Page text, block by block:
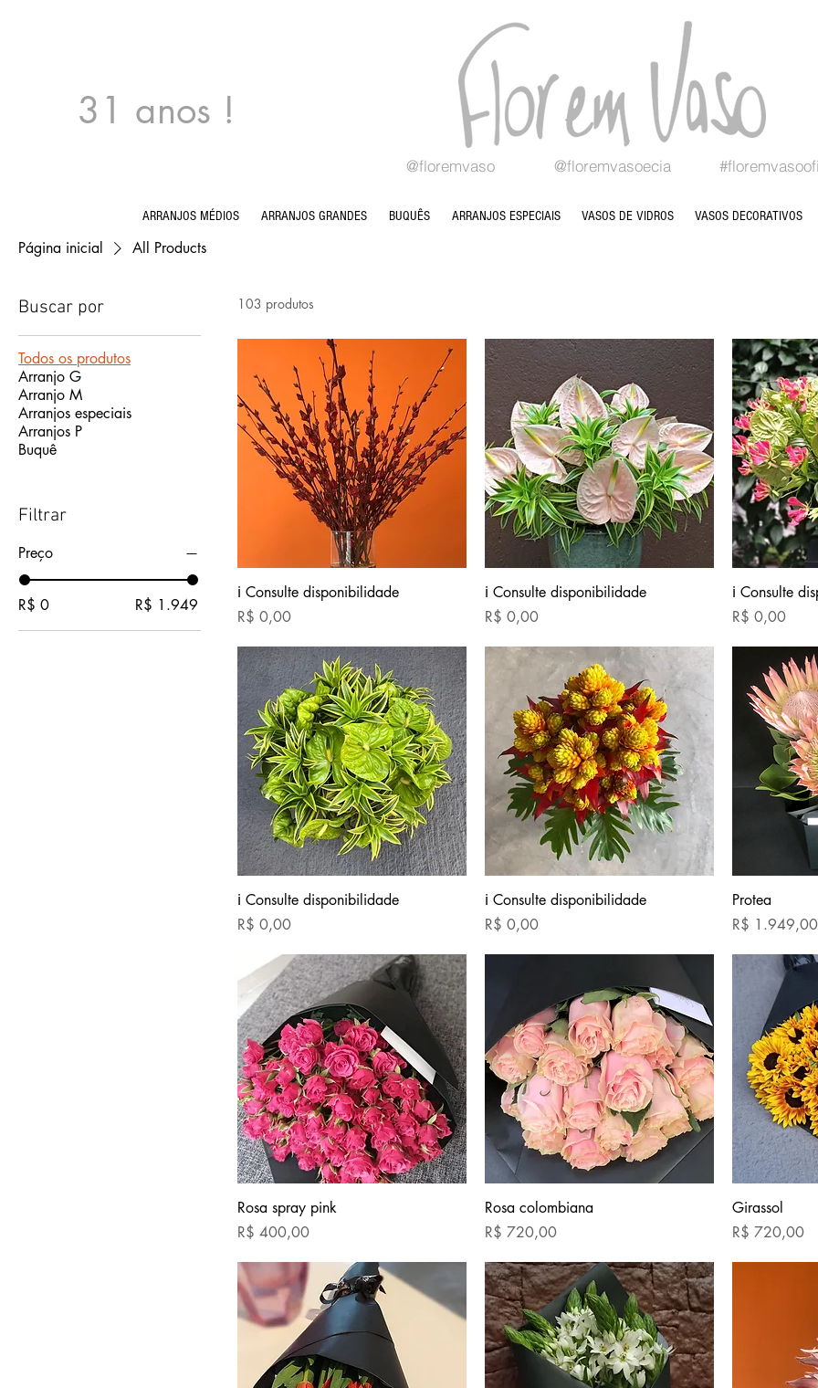
31 anos !
@floremvaso @floremvasoecia
ARRANJOS MÉDIOS ARRANJOS GRANDES BUQUÊS ARRANJOS ESPECIAIS VASOS DE VIDROS VASOS DECORATIVOS
Página inicial All Products
Buscar por
Todos os produtos
Arranjo G
Arranjo M
Arranjos especiais
Arranjos P
Buquê
Filtrar
Preço
R$ 0 R$ 1.949
103 produtos
ℹ Consulte disponibilidade
Preço
R$ 0,00
ℹ Consulte disponibilidade
Preço
R$ 0,00
ℹ Consulte
Preço
R$ 0,00
ℹ Consulte disponibilidade
Preço
R$ 0,00
ℹ Consulte disponibilidade
Preço
R$ 0,00
Protea
Preço
R$ 1.949,00
Rosa spray pink
Preço
R$ 400,00
Rosa colombiana
Preço
R$ 720,00
Girassol
Preço
R$ 720,00